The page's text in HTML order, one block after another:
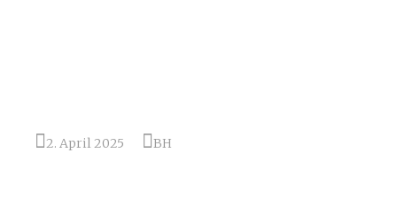
2. April 2025 BH